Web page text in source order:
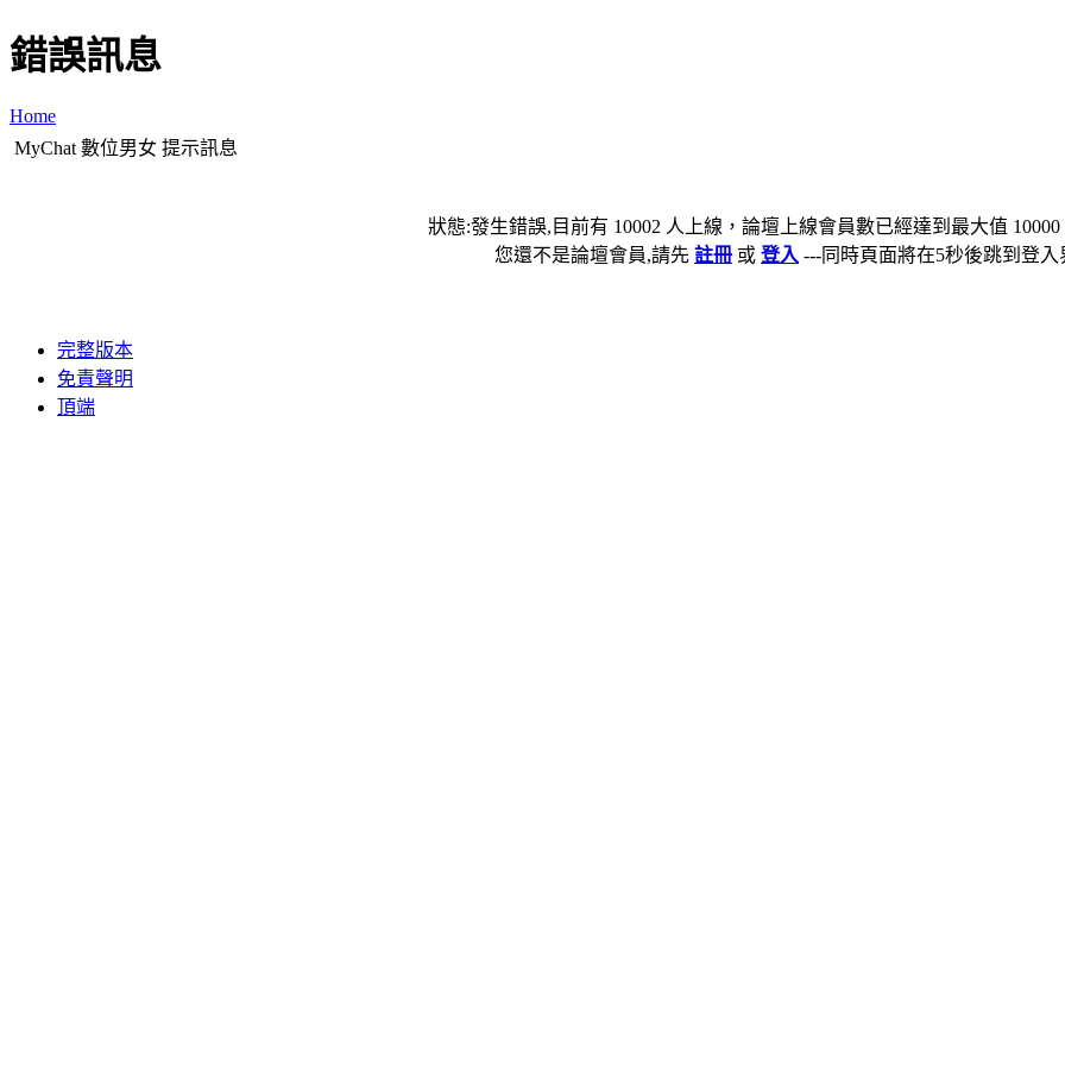
錯誤訊息
Home
MyChat 數位男女 提示訊息
狀態:發生錯誤,目前有 10002 人上線，論壇上線會員數已經達到最大值
您還不是論壇會員,請先 註冊 或 登入 ---同時頁面將在5秒後跳到登入
完整版本
免責聲明
頂端